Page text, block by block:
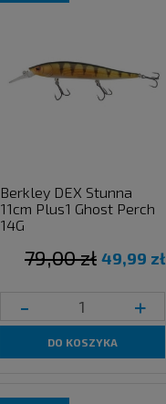
Berkley DEX Stunna
11cm Plus1 Ghost Perch
14G
49,99 zł
79,00 zł
- +
DO KOSZYKA